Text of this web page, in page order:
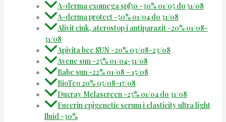
A-derma exomega spf50 -30% 01/05 do 31/08
A-derma protect -50% 01/04 do 31/08
Alivit cink, aterostop i antiparazit -20% 01/08-
31/08
Apivita bee SUN -20% 03/08-23/08
Avene sun -25% 01/04-31/08
Babe sun -22% 01/08 – 15/08
BioTeo 20% 05/08-17/08
Ducray Melascreen -25% 01/04 do 31/08
Eucerin epigenetic serum i elasticity ultra light
fluid -30%